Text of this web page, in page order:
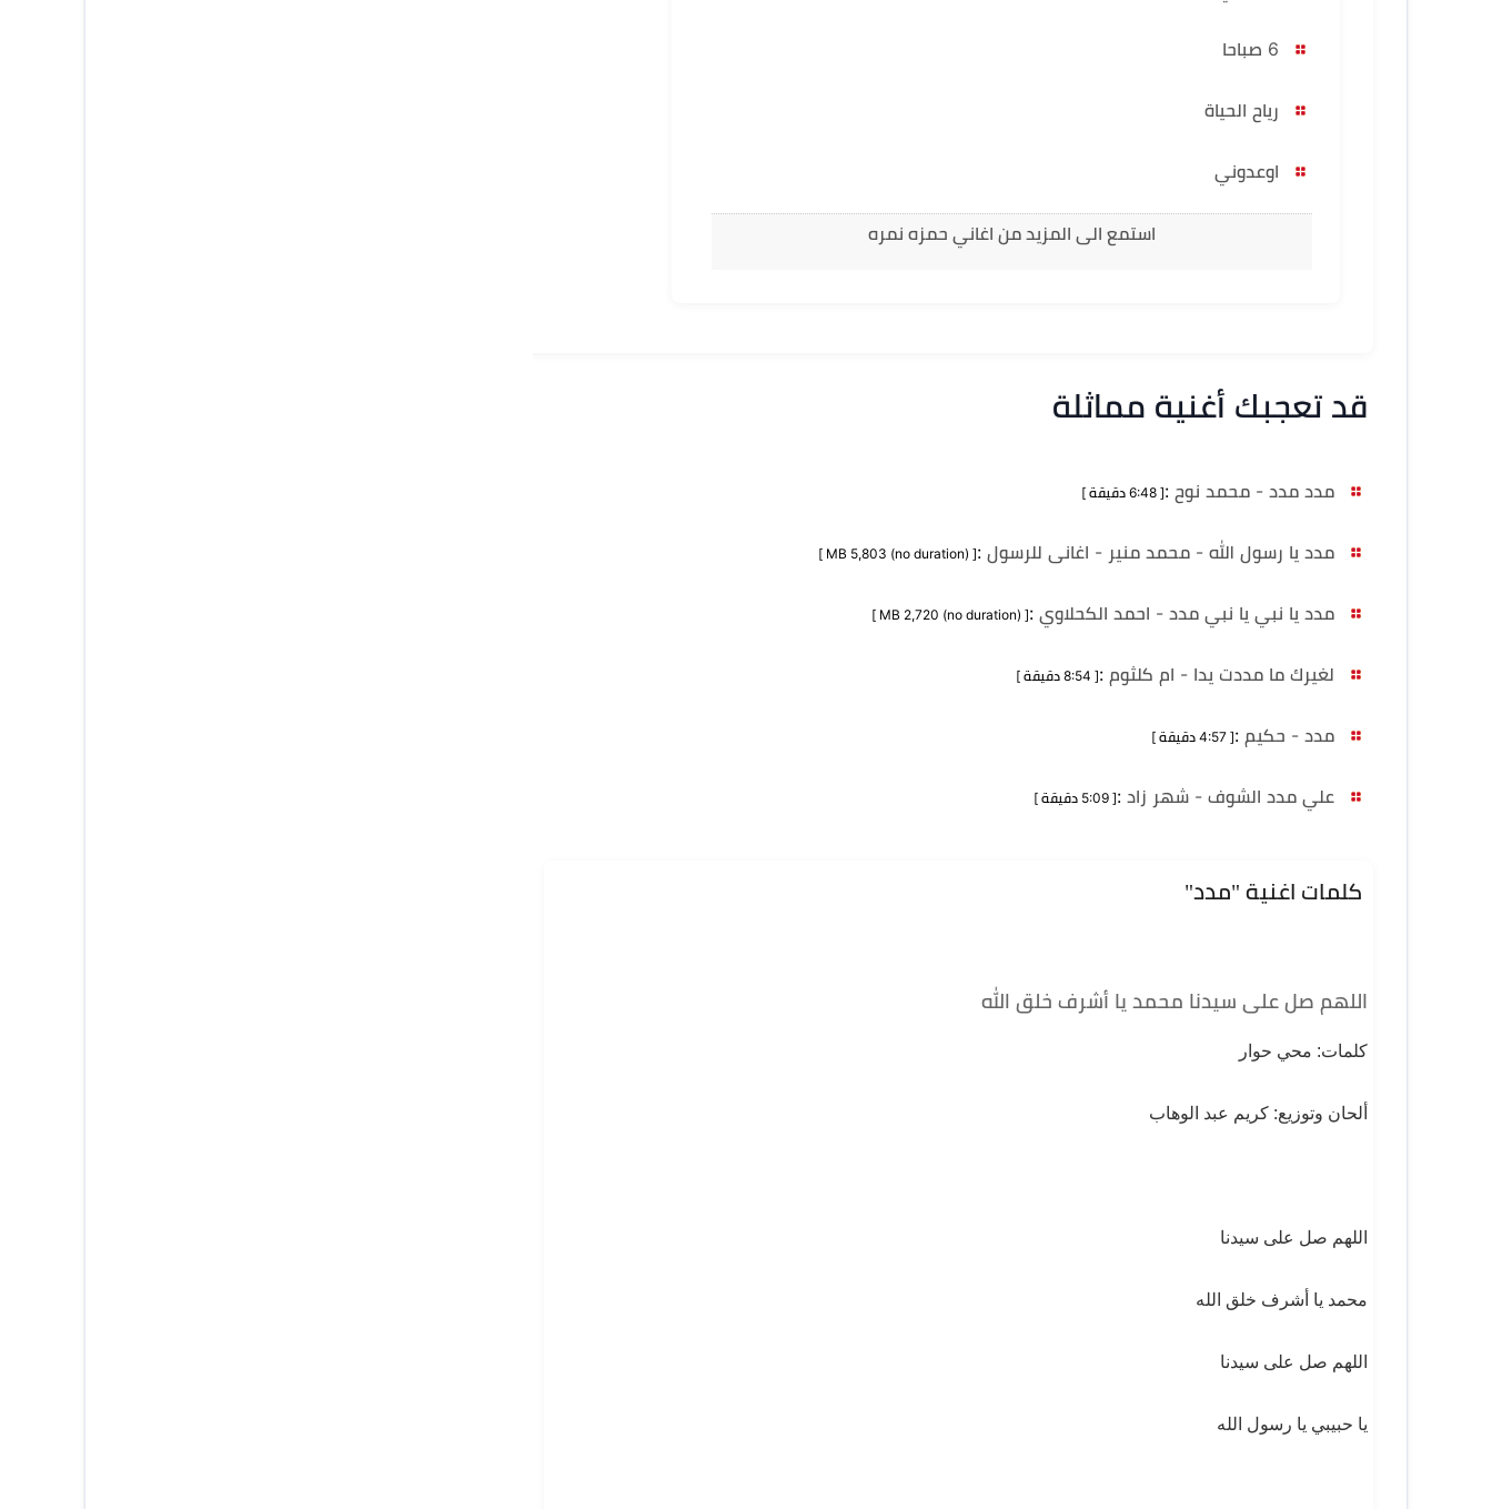
رياح الحياة
اوعدوني
استمع الى المزيد من اغاني حمزه نمره
قد تعجبك أغنية مماثلة
مدد مدد - محمد نوح :[ 6:48 دقيقة ]
مدد يا رسول الله - محمد منير - اغانى للرسول :
[ MB 5,803 (no duration) ]
مدد يا نبي يا نبي مدد - احمد الكحلاوي :
[ MB 2,720 (no duration) ]
لغيرك ما مددت يدا - ام كلثوم :[ 8:54 دقيقة ]
مدد - حكيم :[ 4:57 دقيقة ]
علي مدد الشوف - شهر زاد :[ 5:09 دقيقة ]
كلمات اغنية "مدد"
اللهم صل على سيدنا محمد يا أشرف خلق الله
كلمات: محي حوار
ألحان وتوزيع: كريم عبد الوهاب
اللهم صل على سيدنا
محمد يا أشرف خلق الله
اللهم صل على سيدنا
يا حبيبي يا رسول الله